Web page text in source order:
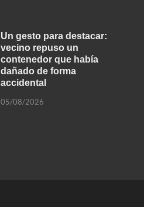
Un gesto para destacar:
vecino repuso un
contenedor que había
dañado de forma
accidental
05/08/2026